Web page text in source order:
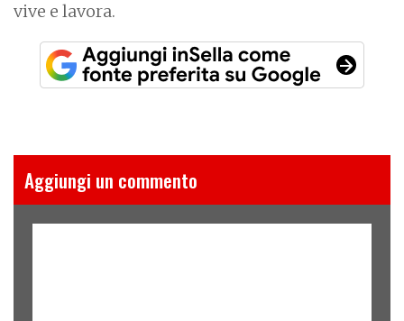
vive e lavora.
Aggiungi un commento